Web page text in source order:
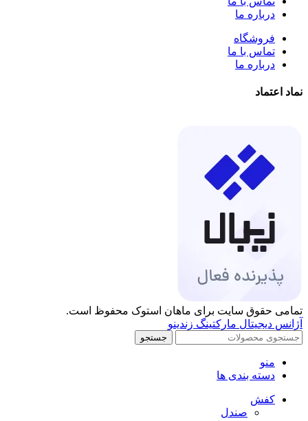
درباره ما
فروشگاه
تماس با ما
درباره ما
نماد اعتماد
تمامی حقوق سایت برای ماهان استوک محفوظ است.
آژانس دیجیتال مارکتینگ زندینو
جستجو
منو
دسته بندی ها
کفش
صندل